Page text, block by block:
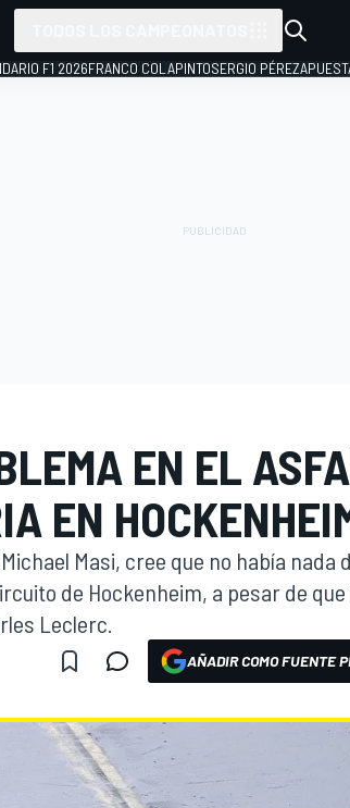
F1 2026FRANCO COLAPINTOSERGIO PÉREZ
EN EL
EN
Masi, cree que no había nada
de Hockenheim, a pesar de
Leclerc.
AÑADIR COMO FUENTE